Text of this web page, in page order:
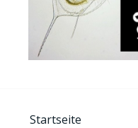
Startseite